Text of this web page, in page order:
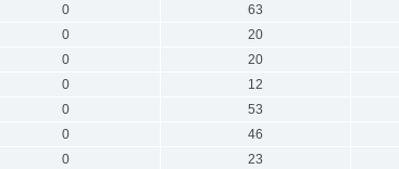
0 63
0 20
0 20
0 12
0 53
0 46
0 23